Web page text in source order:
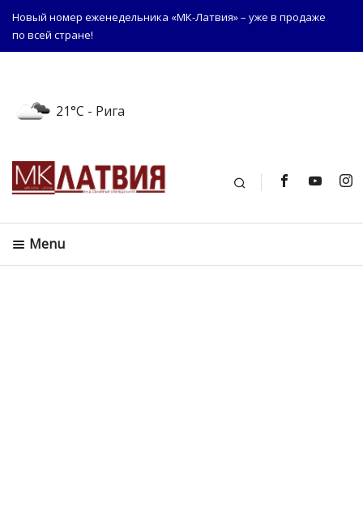
Новый номер еженедельника «МК-Латвия» – уже в продаже
по всей стране!
21°C - Рига
Поиск
Menu